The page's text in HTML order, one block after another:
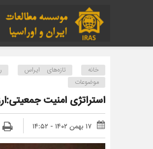
خانه تازه‌های ایراس
موضوعات
استراتژی امنیت
۱۷ بهمن ۱۴۰۲ - ۱۴:۵۲